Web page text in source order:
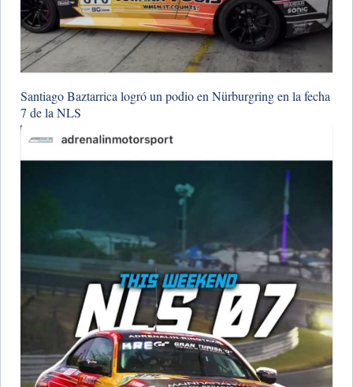
Santiago Baztarrica logró un podio en Nürburgring en la fecha
7 de la NLS